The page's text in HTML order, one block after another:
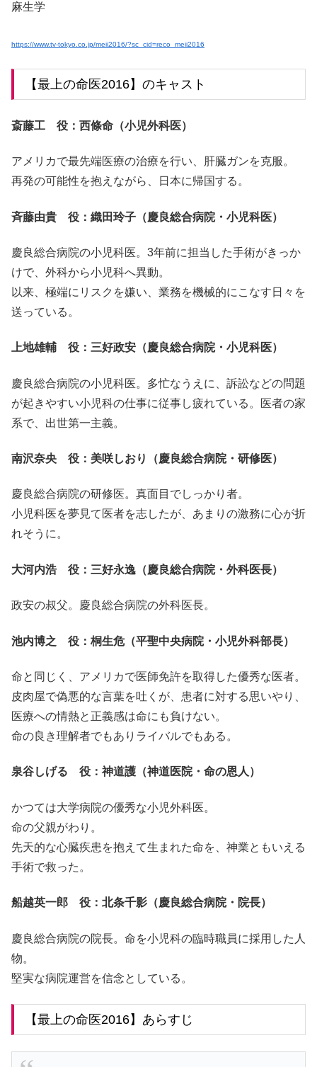
麻生学
https://www.tv-tokyo.co.jp/meii2016/?sc_cid=reco_meii2016
【最上の命医2016】のキャスト
斎藤工 役：西條命（小児外科医）
アメリカで最先端医療の治療を行い、肝臓ガンを克服。
再発の可能性を抱えながら、日本に帰国する。
斉藤由貴 役：織田玲子（慶良総合病院・小児科医）
慶良総合病院の小児科医。3年前に担当した手術がきっか
けで、外科から小児科へ異動。
以来、極端にリスクを嫌い、業務を機械的にこなす日々を
送っている。
上地雄輔 役：三好政安（慶良総合病院・小児科医）
慶良総合病院の小児科医。多忙なうえに、訴訟などの問題
が起きやすい小児科の仕事に従事し疲れている。医者の家
系で、出世第一主義。
南沢奈央 役：美咲しおり（慶良総合病院・研修医）
慶良総合病院の研修医。真面目でしっかり者。
小児科医を夢見て医者を志したが、あまりの激務に心が折
れそうに。
大河内浩 役：三好永逸（慶良総合病院・外科医長）
政安の叔父。慶良総合病院の外科医長。
池内博之 役：桐生危（平聖中央病院・小児外科部長）
命と同じく、アメリカで医師免許を取得した優秀な医者。
皮肉屋で偽悪的な言葉を吐くが、患者に対する思いやり、
医療への情熱と正義感は命にも負けない。
命の良き理解者でもありライバルでもある。
泉谷しげる 役：神道護（神道医院・命の恩人）
かつては大学病院の優秀な小児外科医。
命の父親がわり。
先天的な心臓疾患を抱えて生まれた命を、神業ともいえる
手術で救った。
船越英一郎 役：北条千影（慶良総合病院・院長）
慶良総合病院の院長。命を小児科の臨時職員に採用した人
物。
堅実な病院運営を信念としている。
【最上の命医2016】あらすじ